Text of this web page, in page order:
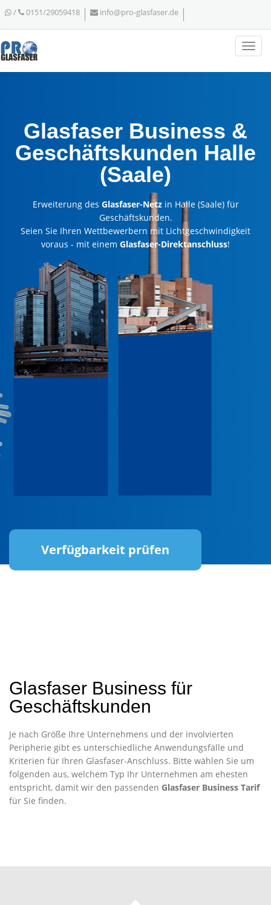
/ 0151/29059418 info@pro-glasfaser.de
Glasfaser Business &
Geschäftskunden Halle
(Saale)
Erweiterung des Glasfaser-Netzin Halle (Saale) für
Geschäftskunden.
Seien Sie Ihren Wettbewerbern mit Lichtgeschwindigkeit
voraus - mit einem Glasfaser-Direktanschluss!
Verfügbarkeit prüfen
Glasfaser Business für
Geschäftskunden
Je nach Größe Ihre Unternehmens und der involvierten
Peripherie gibt es unterschiedliche Anwendungsfälle und
Kriterien für Ihren Glasfaser-Anschluss. Bitte wählen Sie um
folgenden aus, welchem Typ Ihr Unternehmen am ehesten
entspricht, damit wir den passenden Glasfaser Business Tarif
für Sie finden.